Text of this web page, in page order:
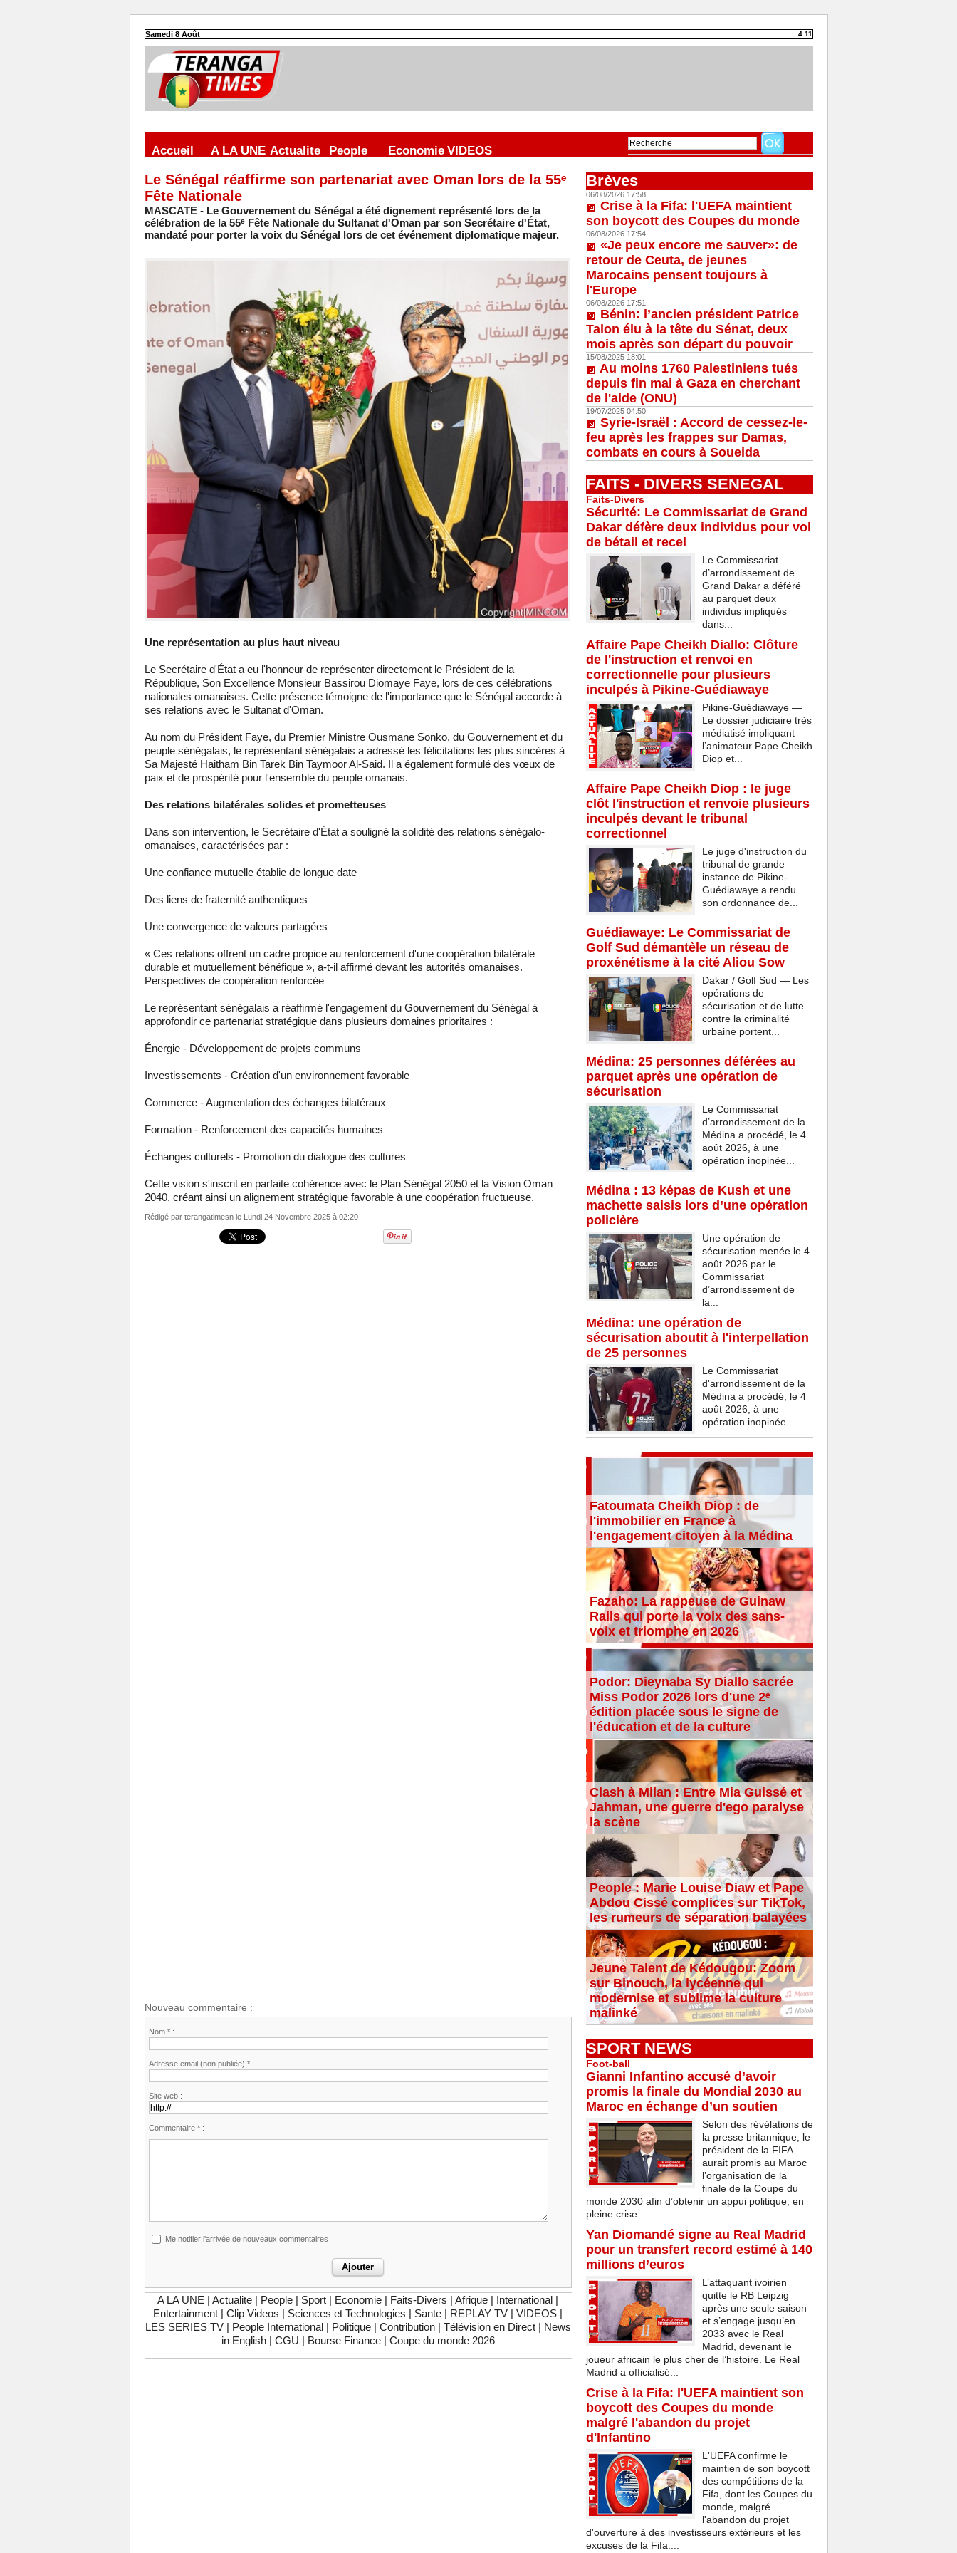
Samedi 8 Août 4:11
Accueil A LA UNE Actualite People Economie VIDEOS
Le Sénégal réaffirme son partenariat avec Oman lors de la 55ᵉ
Fête Nationale
MASCATE - Le Gouvernement du Sénégal a été dignement représenté lors de la
célébration de la 55ᵉ Fête Nationale du Sultanat d'Oman par son Secrétaire d'État,
mandaté pour porter la voix du Sénégal lors de cet événement diplomatique majeur.
Une représentation au plus haut niveau
Le Secrétaire d'État a eu l'honneur de représenter directement le Président de la
République, Son Excellence Monsieur Bassirou Diomaye Faye, lors de ces célébrations
nationales omanaises. Cette présence témoigne de l'importance que le Sénégal accorde à
ses relations avec le Sultanat d'Oman.
Au nom du Président Faye, du Premier Ministre Ousmane Sonko, du Gouvernement et du
peuple sénégalais, le représentant sénégalais a adressé les félicitations les plus sincères à
Sa Majesté Haitham Bin Tarek Bin Taymoor Al-Said. Il a également formulé des vœux de
paix et de prospérité pour l'ensemble du peuple omanais.
Des relations bilatérales solides et prometteuses
Dans son intervention, le Secrétaire d'État a souligné la solidité des relations sénégalo-
omanaises, caractérisées par :
Une confiance mutuelle établie de longue date
Des liens de fraternité authentiques
Une convergence de valeurs partagées
« Ces relations offrent un cadre propice au renforcement d'une coopération bilatérale
durable et mutuellement bénéfique », a-t-il affirmé devant les autorités omanaises.
Perspectives de coopération renforcée
Le représentant sénégalais a réaffirmé l'engagement du Gouvernement du Sénégal à
approfondir ce partenariat stratégique dans plusieurs domaines prioritaires :
Énergie - Développement de projets communs
Investissements - Création d'un environnement favorable
Commerce - Augmentation des échanges bilatéraux
Formation - Renforcement des capacités humaines
Échanges culturels - Promotion du dialogue des cultures
Cette vision s'inscrit en parfaite cohérence avec le Plan Sénégal 2050 et la Vision Oman
2040, créant ainsi un alignement stratégique favorable à une coopération fructueuse.
Rédigé par terangatimesnle Lundi 24 Novembre 2025 à 02:20
Nouveau commentaire :
Nom * :
Adresse email (non publiée) * :
Site web :
Commentaire * :
Me notifier l'arrivée de nouveaux commentaires
A LA UNE | Actualite | People | Sport | Economie | Faits-Divers | Afrique | International |
Entertainment | Clip Videos | Sciences et Technologies | Sante | REPLAY TV | VIDEOS |
LES SERIES TV | People International | Politique | Contribution | Télévision en Direct | News
in English | CGU | Bourse Finance | Coupe du monde 2026
Brèves
06/08/2026 17:58
Crise à la Fifa: l'UEFA maintient
son boycott des Coupes du monde
06/08/2026 17:54
«Je peux encore me sauver»: de
retour de Ceuta, de jeunes
Marocains pensent toujours à
l'Europe
06/08/2026 17:51
Bénin: l’ancien président Patrice
Talon élu à la tête du Sénat, deux
mois après son départ du pouvoir
15/08/2025 18:01
Au moins 1760 Palestiniens tués
depuis fin mai à Gaza en cherchant
de l'aide (ONU)
19/07/2025 04:50
Syrie-Israël : Accord de cessez-le-
feu après les frappes sur Damas,
combats en cours à Soueida
FAITS - DIVERS SENEGAL
Faits-Divers
Sécurité: Le Commissariat de Grand
Dakar défère deux individus pour vol
de bétail et recel
Le Commissariat
d’arrondissement de
Grand Dakar a déféré
au parquet deux
individus impliqués
dans...
Affaire Pape Cheikh Diallo: Clôture
de l'instruction et renvoi en
correctionnelle pour plusieurs
inculpés à Pikine-Guédiawaye
Pikine-Guédiawaye —
Le dossier judiciaire très
médiatisé impliquant
l’animateur Pape Cheikh
Diop et...
Affaire Pape Cheikh Diop : le juge
clôt l'instruction et renvoie plusieurs
inculpés devant le tribunal
correctionnel
Le juge d'instruction du
tribunal de grande
instance de Pikine-
Guédiawaye a rendu
son ordonnance de...
Guédiawaye: Le Commissariat de
Golf Sud démantèle un réseau de
proxénétisme à la cité Aliou Sow
Dakar / Golf Sud — Les
opérations de
sécurisation et de lutte
contre la criminalité
urbaine portent...
Médina: 25 personnes déférées au
parquet après une opération de
sécurisation
Le Commissariat
d’arrondissement de la
Médina a procédé, le 4
août 2026, à une
opération inopinée...
Médina : 13 képas de Kush et une
machette saisis lors d’une opération
policière
Une opération de
sécurisation menée le 4
août 2026 par le
Commissariat
d’arrondissement de
la...
Médina: une opération de
sécurisation aboutit à l'interpellation
de 25 personnes
Le Commissariat
d'arrondissement de la
Médina a procédé, le 4
août 2026, à une
opération inopinée...
Fatoumata Cheikh Diop : de
l'immobilier en France à
l'engagement citoyen à la Médina
Fazaho: La rappeuse de Guinaw
Rails qui porte la voix des sans-
voix et triomphe en 2026
Podor: Dieynaba Sy Diallo sacrée
Miss Podor 2026 lors d'une 2ᵉ
édition placée sous le signe de
l'éducation et de la culture
Clash à Milan : Entre Mia Guissé et
Jahman, une guerre d'ego paralyse
la scène
People : Marie Louise Diaw et Pape
Abdou Cissé complices sur TikTok,
les rumeurs de séparation balayées
Jeune Talent de Kédougou: Zoom
sur Binouch, la lycéenne qui
modernise et sublime la culture
malinké
SPORT NEWS
Foot-ball
Gianni Infantino accusé d’avoir
promis la finale du Mondial 2030 au
Maroc en échange d’un soutien
Selon des révélations de
la presse britannique, le
président de la FIFA
aurait promis au Maroc
l’organisation de la
finale de la Coupe du
monde 2030 afin d’obtenir un appui politique, en
pleine crise...
Yan Diomandé signe au Real Madrid
pour un transfert record estimé à 140
millions d’euros
L’attaquant ivoirien
quitte le RB Leipzig
après une seule saison
et s’engage jusqu’en
2033 avec le Real
Madrid, devenant le
joueur africain le plus cher de l’histoire. Le Real
Madrid a officialisé...
Crise à la Fifa: l'UEFA maintient son
boycott des Coupes du monde
malgré l'abandon du projet
d'Infantino
L'UEFA confirme le
maintien de son boycott
des compétitions de la
Fifa, dont les Coupes du
monde, malgré
l'abandon du projet
d'ouverture à des investisseurs extérieurs et les
excuses de la Fifa....